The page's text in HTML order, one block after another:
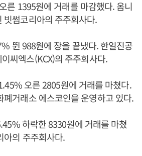
른 1395원에 거래를 마감했다. 옴니
빗썸코리아의 주주회사다.
뛴 988원에 장을 끝냈다. 한일진공
씨엑스(KCX)의 주주회사다.
오른 2805원에 거래를 마쳤다.
폐거래소 에스코인을 운영하고 있다.
하락한 8330원에 거래를 마쳤
아의 주주회사다.